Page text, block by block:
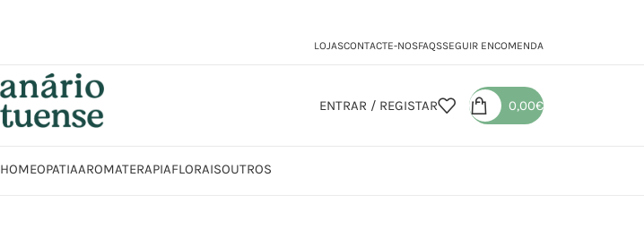
LOJASCONTACTE-NOSFAQSSEGUIR ENCOMENDA
ENTRAR / REGISTAR 0,00€
HOMEOPATIAAROMATERAPIAFLORAISOUTROS